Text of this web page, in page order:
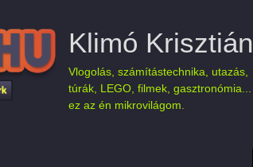
Klimó Krisztián
Vlogolás, számítástechnika, utazás,
túrák, LEGO, filmek, gasztronómia...
ez az én mikrovilágom.